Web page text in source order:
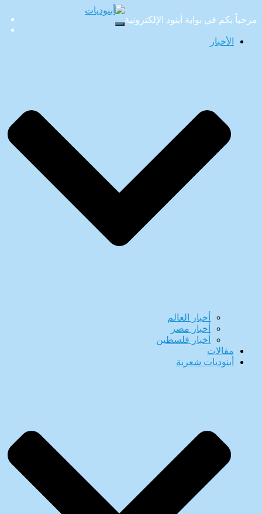
مرحباً بكم في بوابة أبنود الإلكترونية
تبديل
الأخبار
أخبار العالم
أخبار مصر
أخبار فلسطين
مقالات
أبنوديات شعرية